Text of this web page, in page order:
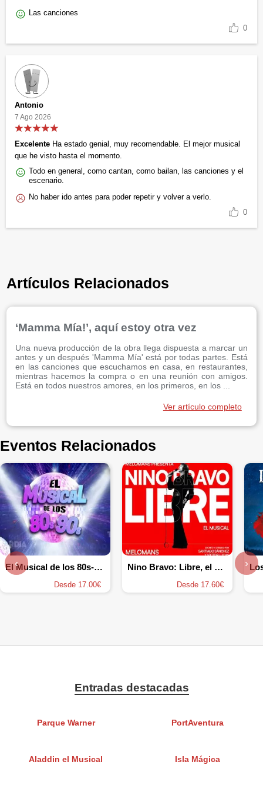
Las canciones
0
Antonio
7 Ago 2026
Excelente Ha estado genial, muy recomendable. El mejor musical
que he visto hasta el momento.
Todo en general, como cantan, como bailan, las canciones y el
escenario.
No haber ido antes para poder repetir y volver a verlo.
0
Artículos Relacionados
‘Mamma Mía!’, aquí estoy otra vez
Una nueva producción de la obra llega dispuesta a marcar un
antes y un después 'Mamma Mía' está por todas partes. Está
en las canciones que escuchamos en casa, en restaurantes,
mientras hacemos la compra o en una reunión con amigos.
Está en todos nuestros amores, en los primeros, en los ...
Ver artículo completo
Eventos Relacionados
El Musical de los 80s-90s
Desde 17.00€
Nino Bravo: Libre, el musical
Desde 17.60€
‹ ›
Entradas destacadas
Parque Warner PortAventura
Aladdin el Musical Isla Mágica